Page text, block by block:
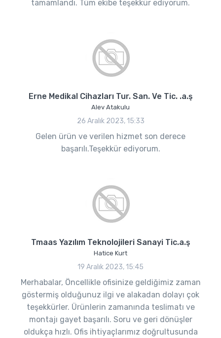
tamamlandı. Tüm ekibe teşekkür ediyorum.
Erne Medikal Cihazları Tur. San. Ve Tic. .a.ş
Alev Atakulu
26 Aralık 2023, 15:33
Gelen ürün ve verilen hizmet son derece
başarılı.Teşekkür ediyorum.
Tmaas Yazılım Teknolojileri Sanayi Tic.a.ş
Hatice Kurt
19 Aralık 2023, 15:45
Merhabalar, Öncellikle ofisinize geldiğimiz zaman
göstermiş olduğunuz ilgi ve alakadan dolayı çok
teşekkürler. Ürünlerin zamanında teslimatı ve
montajı gayet başarılı. Soru ve geri dönüşler
oldukça hızlı. Ofis ihtiyaçlarımız doğrultusunda